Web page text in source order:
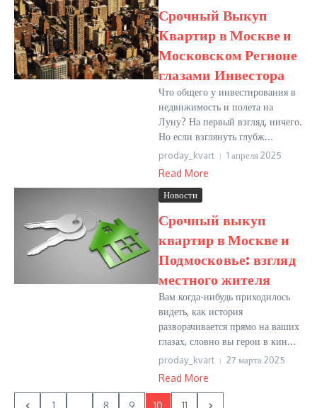
Срочный Выкуп
Квартир в Москве и
Московском Регионе
глазами Инвестора
Что общего у инвестирования в
недвижимость и полета на
Луну? На первый взгляд, ничего.
Но если взглянуть глубж...
proday_kvart 1 апреля 2025
Read More
Новости
Срочный выкуп
квартир в Москве и
Подмосковье: взгляд
местного жителя
Вам когда-нибудь приходилось
видеть, как история
разворачивается прямо на ваших
глазах, словно вы герои в кин...
proday_kvart 27 марта 2025
Read More
1 8 9 10 11